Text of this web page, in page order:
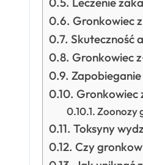
Gronkowiec
Skuteczność
Gronkowiec
Gronkowiec
Zoonozy
Toksyny
Czy